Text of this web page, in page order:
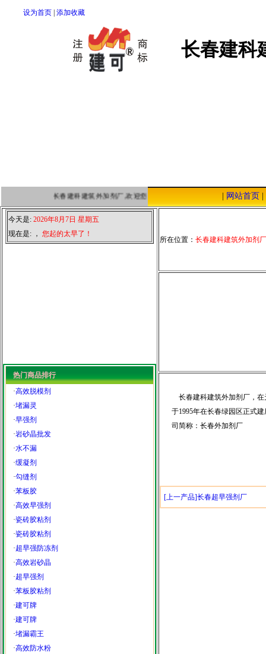
设为首页 添加收藏
长春建科建筑外加剂厂,欢迎您点击本站，我们将以优质的服务，低
网站首页|
长春建科
今天是: 2026年8月7日 星期五
现在是: ， 您起的太早了！
热门商品排行
·高效脱模剂
·堵漏灵
·早强剂
·岩砂晶批发
·水不漏
·缓凝剂
·勾缝剂
·苯板胶
·高效早强剂
·瓷砖胶粘剂
·瓷砖胶粘剂
·超早强防冻剂
·高效岩砂晶
·超早强剂
·苯板胶粘剂
·建可牌
·建可牌
·堵漏霸王
·高效防水粉
所在位置： 长春建科建筑外加剂厂
长春建科建筑外加剂厂，在
于1995年在长春绿园区正式
司简称：长春外加剂厂
[上一产品]长春超早强剂厂